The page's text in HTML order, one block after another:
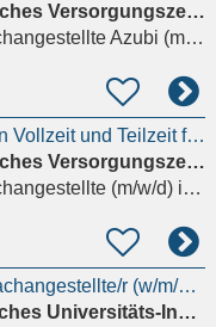
ZMVZ Zahnmedizinisches Versorgungszentrum Carolinum Plus GmbH
Zahnmedizinische Fachangestellte Azubi (m/w/d)
ZFA (m/w/d) ab sofort in Vollzeit und Teilzeit für innovative Zahnarztpraxis
ZMVZ Zahnmedizinisches Versorgungszentrum Carolinum Plus GmbH
(m/w/d)in Frankfurt am Main, Sachsenhausen
Zahnmedizinische/r Fachangestellte/r (w/m/d) in Voll- oder Teilzeit
Carolinum Zahnärztliches Universitäts-Institut gGmbH